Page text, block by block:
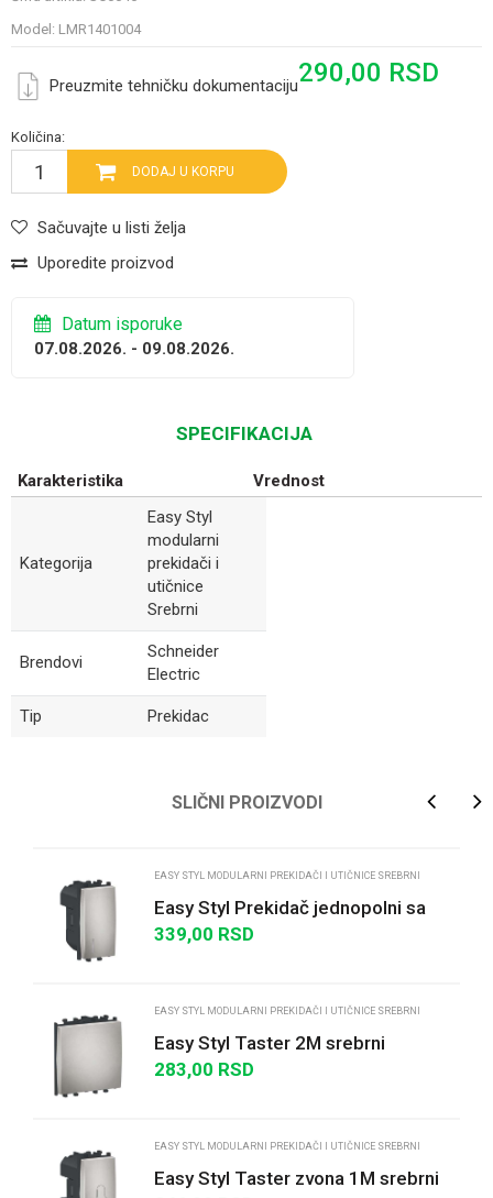
Model: LMR1401004
Preuzmite tehničku dokumentaciju290,00 RSD
Količina:
DODAJ U KORPU
Sačuvajte u listi želja
Uporedite proizvod
Datum isporuke
07.08.2026. - 09.08.2026.
SPECIFIKACIJA
Karakteristika Vrednost
Kategorija
Easy Styl
modularni
prekidači i
utičnice
Srebrni
Brendovi
Schneider
Electric
Tip Prekidac
SLIČNI PROIZVODI
EASY STYL MODULARNI PREKIDAČI I UTIČNICE SREBRNI
Easy Styl Prekidač jednopolni sa
indikatorskom lampicom 16A 1M
339,00 RSD
EASY STYL MODULARNI PREKIDAČI I UTIČNICE SREBRNI
Easy Styl Taster 2M srebrni
283,00 RSD
EASY STYL MODULARNI PREKIDAČI I UTIČNICE SREBRNI
Easy Styl Taster zvona 1M srebrni